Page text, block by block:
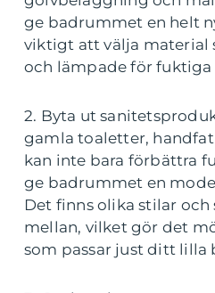
ge badrummet en helt
viktigt att välja material
och lämpade för
2. Byta ut
gamla toaletter,
kan inte bara förbättra
ge badrummet en
Det finns olika stilar
mellan, vilket gör det
som passar just ditt lilla